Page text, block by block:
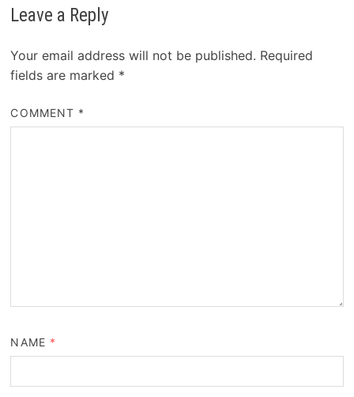
Leave a Reply
Your email address will not be published. Required
fields are marked *
COMMENT *
NAME *